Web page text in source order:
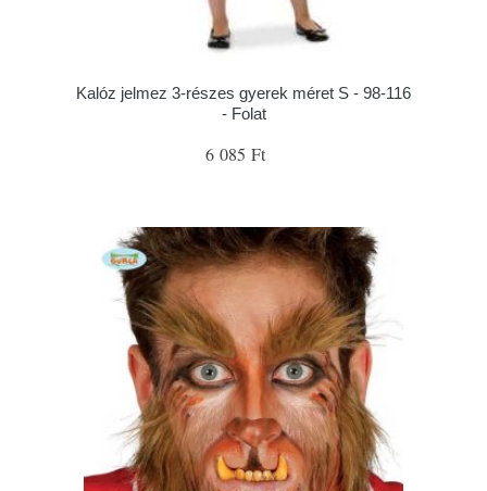
Kalóz jelmez 3-részes gyerek méret S - 98-116
- Folat
6 085 Ft